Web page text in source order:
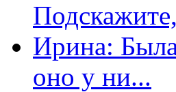
Ирина:
оно у ни...